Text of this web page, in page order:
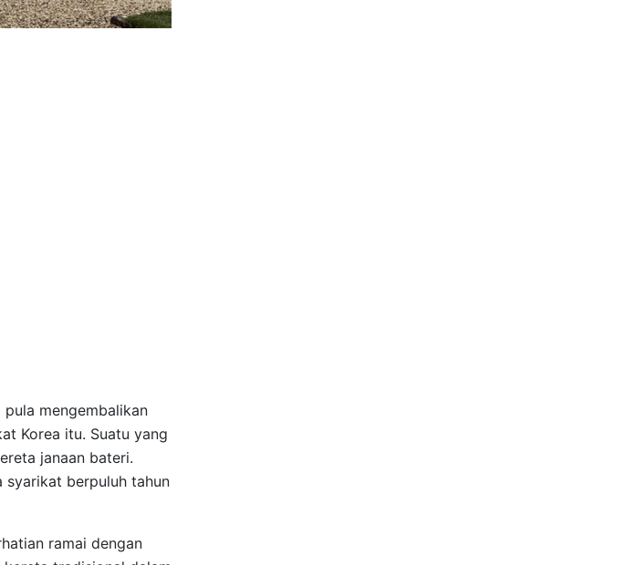
mengembalikan
Korea itu. Suatu yang
janaan bateri.
syarikat berpuluh tahun
ramai dengan